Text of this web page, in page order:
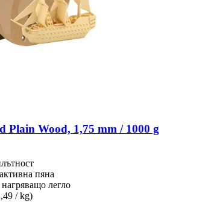
Plain Wood, 1,75 mm / 1000 g
пяна
легло
/ kg)